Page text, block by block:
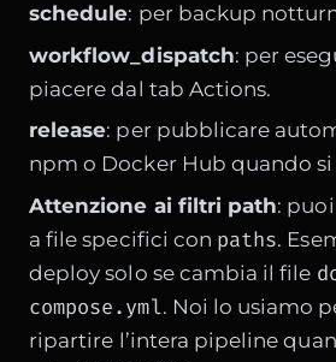
schedule: per backup
workflow_dispatch: per
piacere dal tab Actions.
release: per pubblicare
npm o Docker Hub quando si
Attenzione ai filtri path:
a file specifici con paths.
deploy solo se cambia il file
compose.yml. Noi lo usiamo
ripartire l’intera pipeline